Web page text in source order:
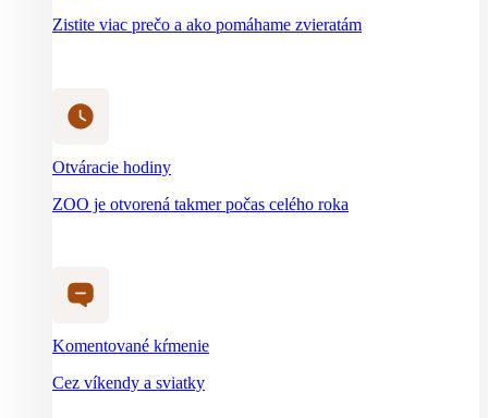
Zistite viac prečo a ako pomáhame zvieratám
Otváracie hodiny
ZOO je otvorená takmer počas celého roka
Komentované kŕmenie
Cez víkendy a sviatky